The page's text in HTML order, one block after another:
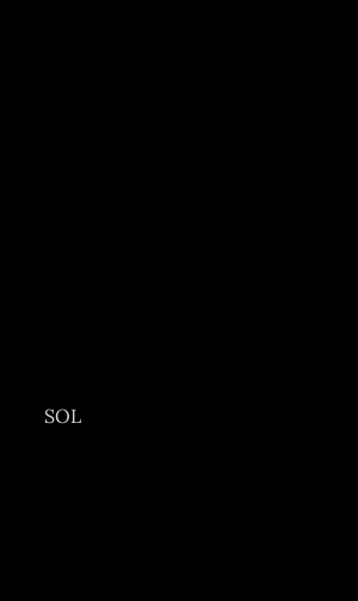
SOL